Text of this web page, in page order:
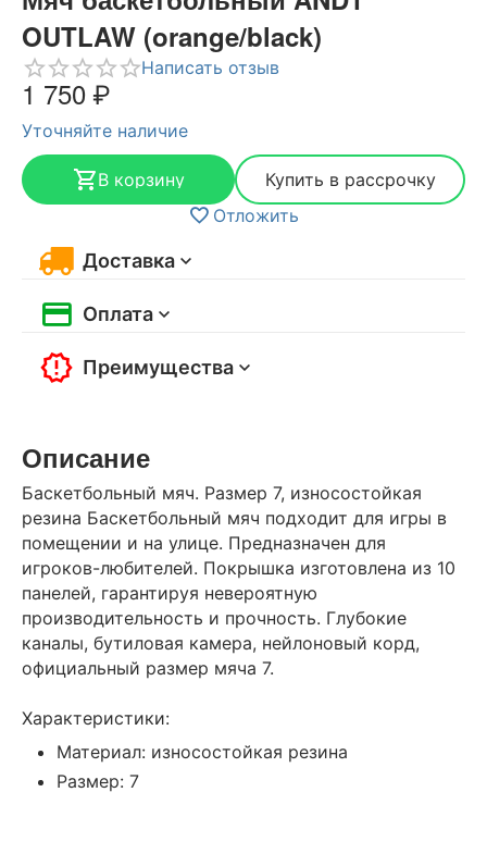
OUTLAW (orange/black)
Написать отзыв
1 750₽
Уточняйте наличие
В корзину
Купить в рассрочку
Отложить
Доставка
Оплата
Преимущества
Описание
Баскетбольный мяч. Размер 7, износостойкая
резина Баскетбольный мяч подходит для игры в
помещении и на улице. Предназначен для
игроков-любителей. Покрышка изготовлена из 10
панелей, гарантируя невероятную
производительность и прочность. Глубокие
каналы, бутиловая камера, нейлоновый корд,
официальный размер мяча 7.
Характеристики:
Материал: износостойкая резина
Размер: 7